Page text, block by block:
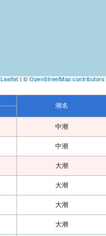
Leaflet| ©OpenStreetMap contributors
潮名
中潮
中潮
大潮
大潮
大潮
大潮